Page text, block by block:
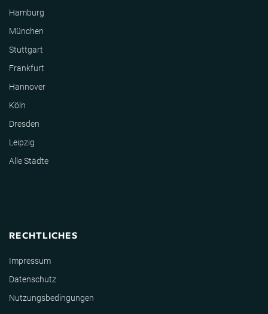
Hamburg
München
Stuttgart
Frankfurt
Hannover
Köln
Dresden
Leipzig
Alle Städte
RECHTLICHES
Impressum
Datenschutz
Nutzungsbedingungen